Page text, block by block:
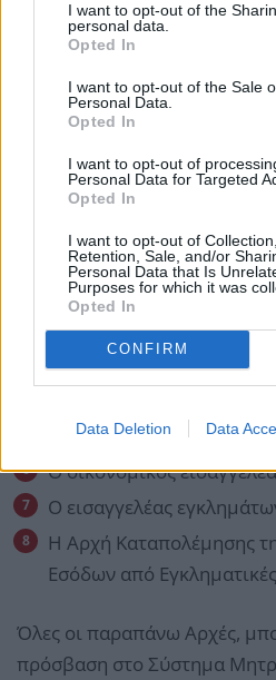
I want to opt-out of the
personal data.
Opted In
I want to opt-out of the Sale
Personal Data.
Opted In
I want to opt-out of
Personal Data for Targeted
Opted In
I want to opt-out of
Retention, Sale, and/or
Personal Data that Is
Purposes for which it was
Opted In
CONFIRM
Data Deletion Data
Kαταπολέμησης της
Εγκληματικές
Οι αρχές οι οποίες είναι
ξεπλύματος του βρώμικου
Το σύνολο των
ΚΕΦΟΜΕΠ, ΚΕΜΕΠ, ΥΕΔΔΕ
Το Σώμα Δίωξης
Τη Μονάδα Εσωτερικού
Οικονομικών
Η Οικονομική Αστυνομία,
Ασφαλιστικών Οφειλών
Ο οικονομικός
Ο εισαγγελέας
Η Αρχή Καταπολέμησης
Εσόδων από
Όλες οι παραπάνω Αρχές,
πρόσβαση στο Σύστημα